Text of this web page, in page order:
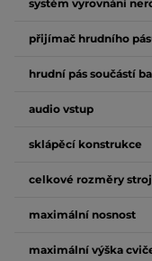
systém vyrovnání
přijímač hrudního
hrudní pás součástí
audio vstup
sklápěcí konstrukce
celkové rozměry
maximální nosnost
maximální výška